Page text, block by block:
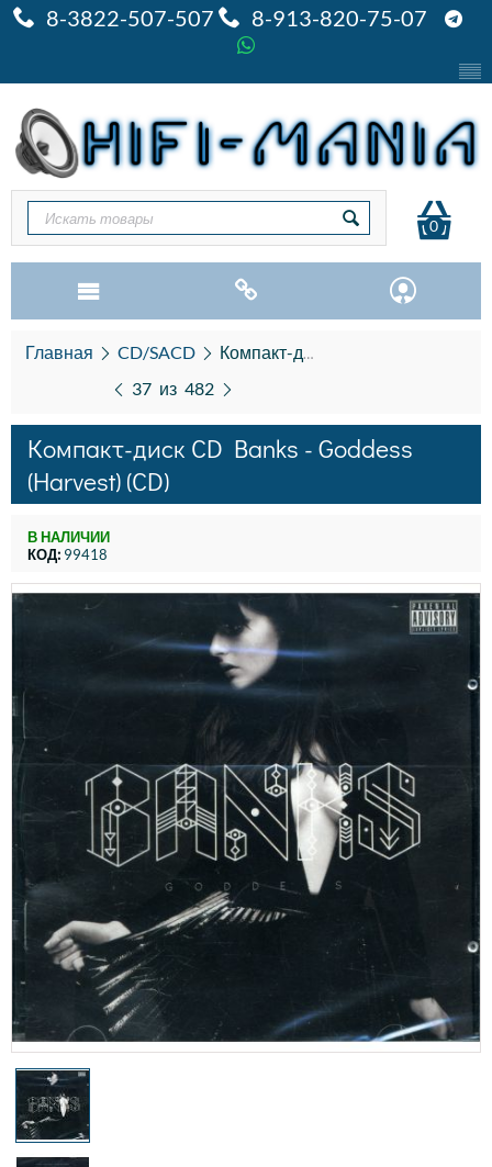
8-3822-507-507 8-913-820-75-07
0
Главная CD/SACD
Компакт-диск CD Banks - Goddess (Harvest) (CD)
37 из 482
Компакт-диск CD Banks - Goddess
(Harvest) (CD)
В НАЛИЧИИ
КОД: 99418